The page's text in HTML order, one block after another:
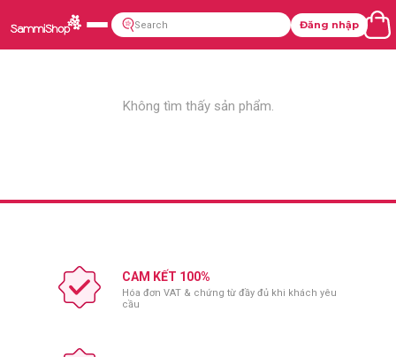
Đăng nhập
Không tìm thấy sản phẩm.
CAM KẾT 100%
Hóa đơn VAT & chứng từ đầy đủ khi khách yêu
cầu